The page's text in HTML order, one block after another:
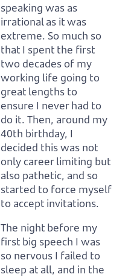
speaking was as
irrational as it was
extreme. So much so
that I spent the first
two decades of my
working life going to
great lengths to
ensure I never had to
do it. Then, around my
40th birthday, I
decided this was not
only career limiting but
also pathetic, and so
started to force myself
to accept invitations.
The night before my
first big speech I was
so nervous I failed to
sleep at all, and in the